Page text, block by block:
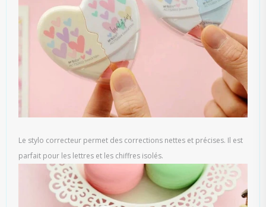
Le stylo correcteur permet des corrections nettes et précises. Il est
parfait pour les lettres et les chiffres isolés.